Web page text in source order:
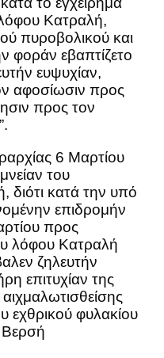
Κατραλή,
πυροβολικού και
φοράν εβαπτίζετο
ευψυχίαν,
αφοσίωσιν προς
προς τον
6 Μαρτίου
του
κατά την υπό
επιδρομήν
προς
λόφου Κατραλή
ζηλευτήν
επιτυχίαν της
εχθρικού φυλακίου